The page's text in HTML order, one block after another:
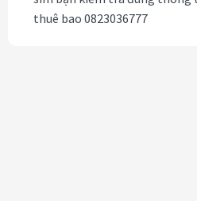
thuê bao 0823036777